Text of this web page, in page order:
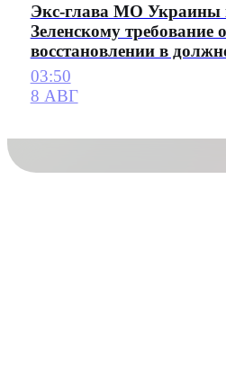
Экс-глава МО Украины
Зеленскому требование о
восстановлении в
03:50
8 АВГ